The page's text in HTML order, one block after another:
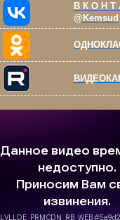
В К О Н Т
@Kemsud